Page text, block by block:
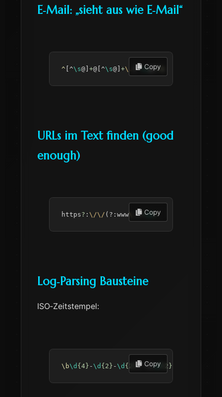
E‑Mail: „sieht aus wie E‑Mail“
Copy
^ ^\s@ +@ ^\s@ +\. [^\s@]+
URLs im Text finden (good
enough)
Copy
https? : \/\/ (?: www\.)?\S+
Log‑Parsing Bausteine
ISO‑Zeitstempel:
Copy
\b\d {4} -\d {2} -\d {2}[ T]\d {2}